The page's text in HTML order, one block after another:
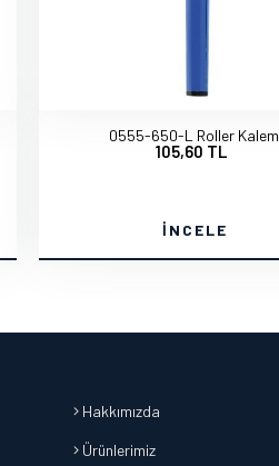
0555-650-L Roller Kalem
105,60 TL
İNCELE
Hakkımızda
Ürünlerimiz